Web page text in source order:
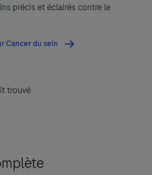
précis et éclairés contre le
Cancer du sein
trouvé